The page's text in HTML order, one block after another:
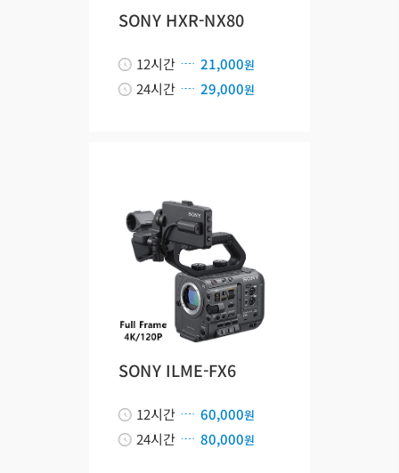
SONY HXR-NX80
12시간 21,000원
24시간 29,000원
SONY ILME-FX6
12시간 60,000원
24시간 80,000원